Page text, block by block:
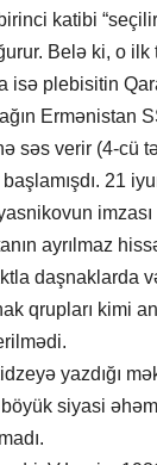
katibi
Belə ki, o ilk
isə plebisitin
Ermənistan
səs verir (4-cü
21
imzası
ayrılmaz
daşnaklarda
qrupları kimi
yazdığı
siyasi